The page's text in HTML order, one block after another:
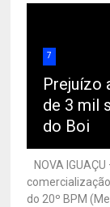
7
Prejuízo
de 3 mil
do Boi
NOVA
do 20º BPM